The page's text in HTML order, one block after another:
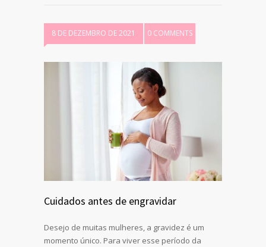
8 DE DEZEMBRO DE 2021 0 COMMENTS
Cuidados antes de engravidar
Desejo de muitas mulheres, a gravidez é um
momento único. Para viver esse período da